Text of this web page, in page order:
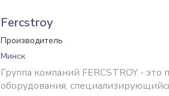
Fercstroy
Производитель
Минск
Группа компаний FERCSTROY -
оборудования,